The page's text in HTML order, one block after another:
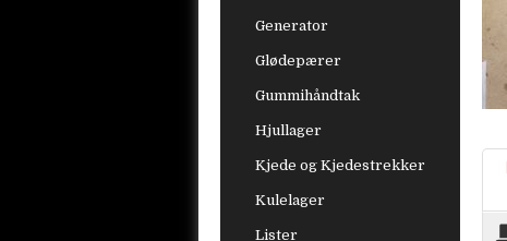
Generator
Glødepærer
Gummihåndtak
Hjullager
Kjede og Kjedestrekker
Kulelager
Lister